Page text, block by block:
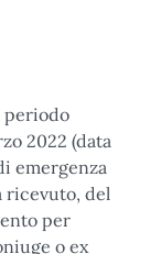
periodo
2022 (data
emergenza
ricevuto, del
per
o ex